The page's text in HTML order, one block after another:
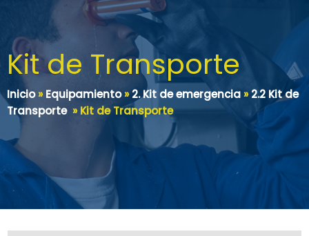
Kit de Transporte
Inicio»Equipamiento»2. Kit de emergencia»2.2 Kit de
Transporte »Kit de Transporte